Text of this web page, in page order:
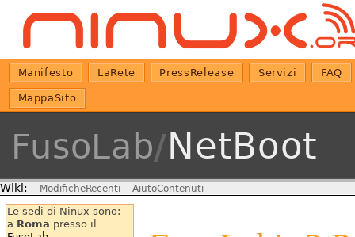
Manifesto LaRete PressRelease Servizi FAQ
MappaSito
FusoLab/NetBoot
Wiki: ModificheRecenti AiutoContenuti
Le sedi di Ninux sono:
a Roma presso il